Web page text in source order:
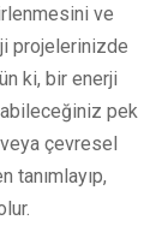
ve
projelerinizde
ki, bir enerji
pek
veya çevresel
tanımlayıp,